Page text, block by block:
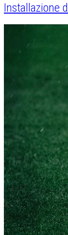
Installazione